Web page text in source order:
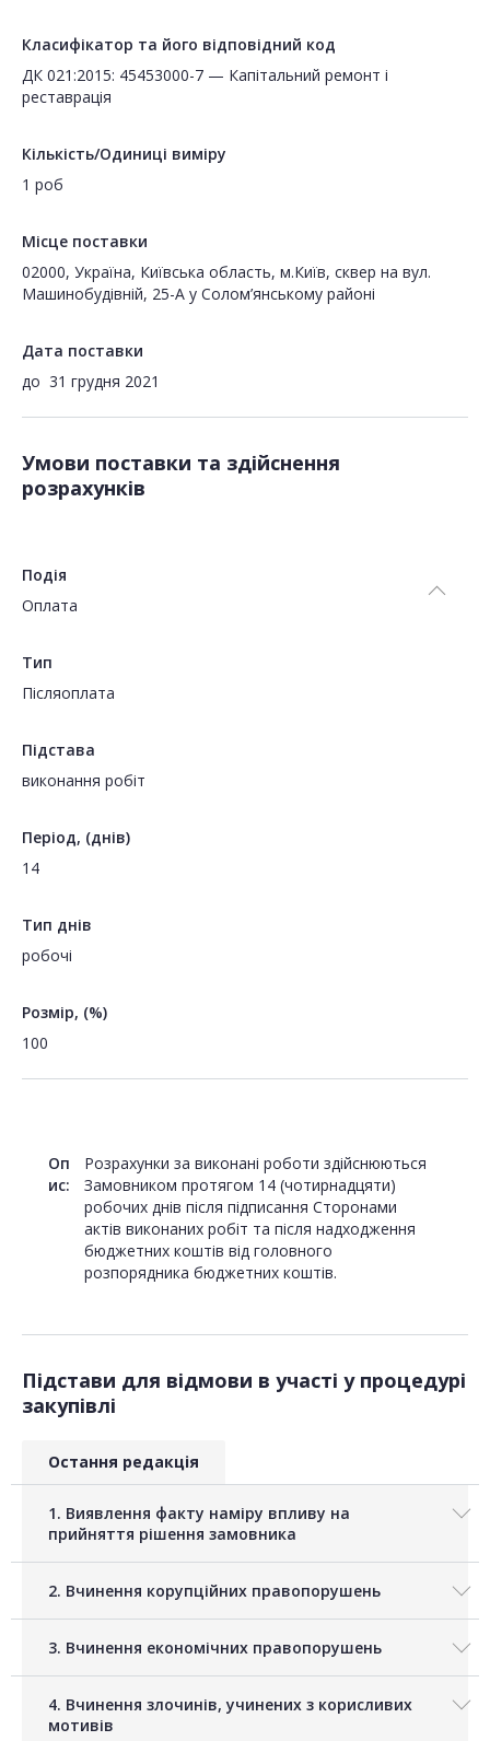
Класифікатор та його відповідний код
ДК 021:2015: 45453000-7 — Капітальний ремонт і
реставрація
Кількість/Одиниці виміру
1 роб
Місце поставки
02000, Україна, Київська область, м.Київ, сквер на вул.
Машинобудівній, 25-А у Солом’янському районі
Дата поставки
до 31 грудня 2021
Умови поставки та здійснення
розрахунків
Подія
Оплата
Тип
Пiсляоплата
Підстава
виконання робіт
Період, (днів)
14
Тип днів
робочі
Розмір, (%)
100
Оп
ис:
Розрахунки за виконані роботи здійснюються
Замовником протягом 14 (чотирнадцяти)
робочих днів після підписання Сторонами
актів виконаних робіт та після надходження
бюджетних коштів від головного
розпорядника бюджетних коштів.
Підстави для відмови в участі у процедурі
закупівлі
Остання редакція
1. Виявлення факту наміру впливу на
прийняття рішення замовника
2. Вчинення корупційних правопорушень
3. Вчинення економічних правопорушень
4. Вчинення злочинів, учинених з корисливих
мотивів